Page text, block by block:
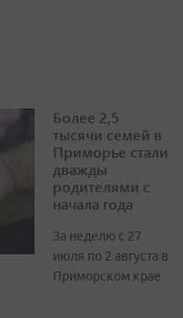
Более 2,5
тысячи семей в
Приморье стали
дважды
родителями с
начала года
За неделю с 27
июля по 2 августа в
Приморском крае